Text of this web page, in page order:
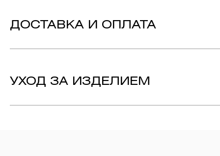
Жемчуг - Количество: 6,
ДОСТАВКА И ОПЛАТА
УХОД ЗА ИЗДЕЛИЕМ